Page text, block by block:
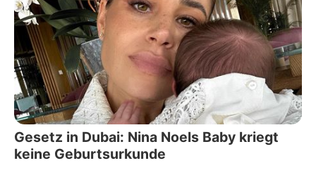
Gesetz in Dubai: Nina Noels Baby kriegt
keine Geburtsurkunde